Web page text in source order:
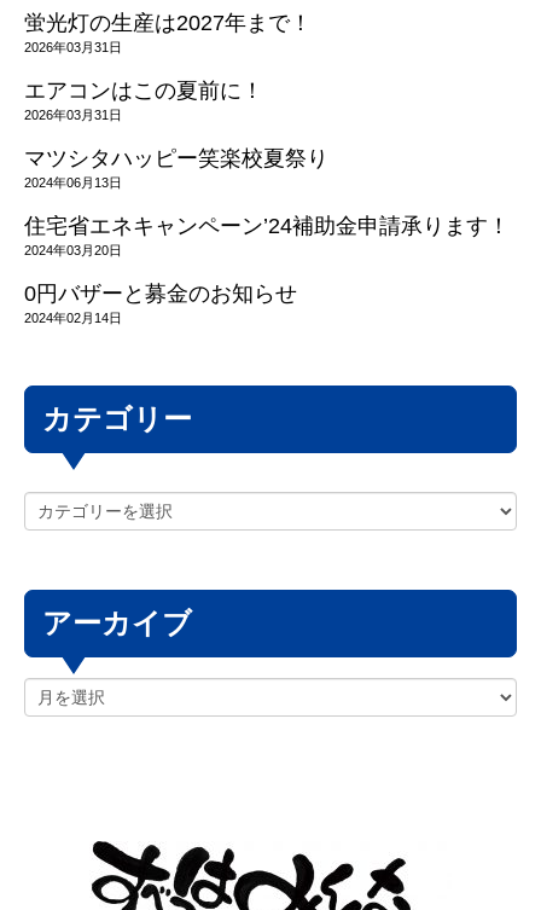
蛍光灯の生産は2027年まで！
2026年03月31日
エアコンはこの夏前に！
2026年03月31日
マツシタハッピー笑楽校夏祭り
2024年06月13日
住宅省エネキャンペーン’24補助金申請承ります！
2024年03月20日
0円バザーと募金のお知らせ
2024年02月14日
カテゴリー
アーカイブ